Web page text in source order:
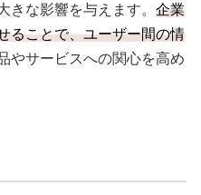
きな影響を与えます。 企業
ることで、ユーザー間の情
やサービスへの関心を高め